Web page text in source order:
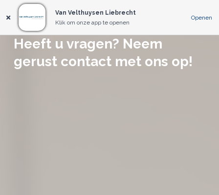
Van Velthuysen Liebrecht
Klik om onze app te openen
Openen
Heeft u vragen? Neem
gerust contact met ons op!